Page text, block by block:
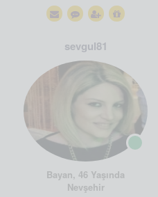
sevgul81
Bayan, 46 Yaşında
Nevşehir